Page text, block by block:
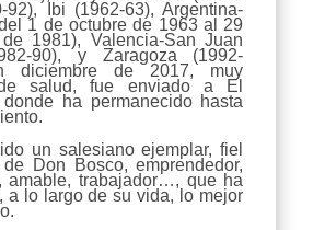
Ibi (1962-63), Argentina-
1 de octubre de 1963 al 29
1981), Valencia-San Juan
90), y Zaragoza (1992-
diciembre de 2017, muy
salud, fue enviado a El
ha permanecido hasta
un salesiano ejemplar, fiel
Don Bosco, emprendedor,
amable, trabajador…, que ha
a lo largo de su vida, lo mejor